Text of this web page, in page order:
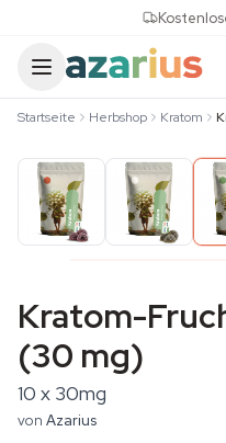
Startseite Herbshop Kratom
Kratom-
(30 mg)
10 x 30mg
von Azarius